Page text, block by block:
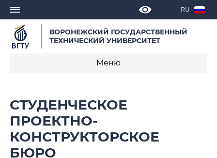
RU
ВОРОНЕЖСКИЙ ГОСУДАРСТВЕННЫЙ
ТЕХНИЧЕСКИЙ УНИВЕРСИТЕТ
Меню
документации
Управление науки и инноваций
Подготовка кадров высшей квалификации
СТУДЕНЧЕСКОЕ
ПРОЕКТНО-
КОНСТРУКТОРСКОЕ
БЮРО